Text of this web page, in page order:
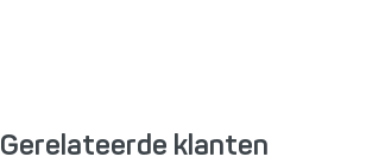
Gerelateerde klanten